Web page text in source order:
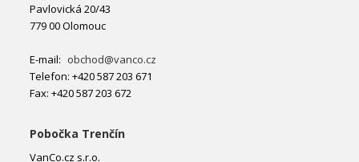
Pavlovická 20/43
779 00 Olomouc
E-mail: obchod@vanco.cz
Telefon: +420 587 203 671
Fax: +420 587 203 672
Pobočka Trenčín
VanCo.cz s.r.o.